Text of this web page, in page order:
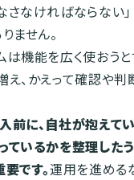
さなければならない
ません。
機能を広く使おうと
え、かえって確認や
前に、自社が抱えて
いるかを整理した
です。運用を進める